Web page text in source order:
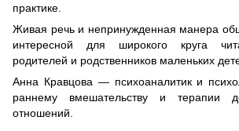
практике.
Живая речь и непринужденная манера
интересной для широкого круга
родителей и родственников маленьких
Анна Кравцова — психоаналитик и
раннему вмешательству и терапии
отношений.